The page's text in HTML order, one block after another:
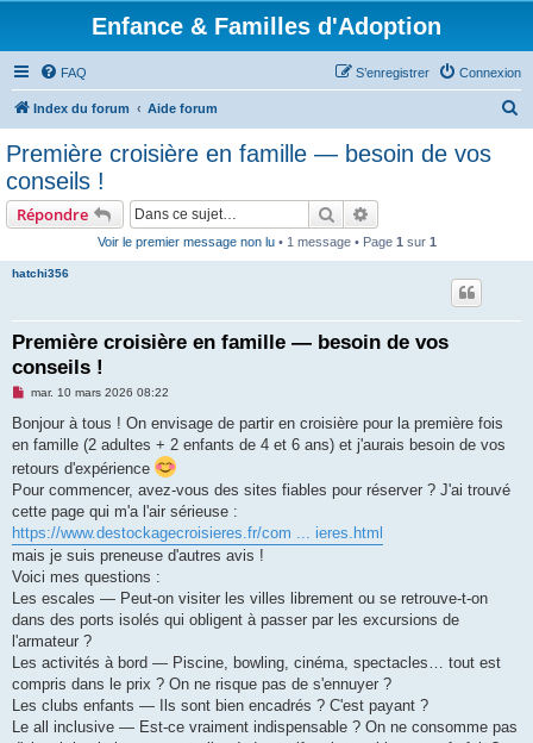
Enfance & Familles d'Adoption
FAQ Connexion
S’enregistrer
Index du forum Aide forum
Première croisière en famille — besoin de vos
conseils !
Répondre Rechercher
Voir le premier message non lu• 1 message • Page 1 sur 1
hatchi356
Première croisière en famille — besoin de vos
conseils !
M
s
a
g
e
n
o
n
l
u
mar. 10 mars 2026 08:22
Bonjour à tous ! On envisage de partir en croisière pour la première fois
en famille (2 adultes + 2 enfants de 4 et 6 ans) et j'aurais besoin de vos
retours d'expérience
Pour commencer, avez-vous des sites fiables pour réserver ? J'ai trouvé
cette page qui m'a l'air sérieuse :
https://www.destockagecroisieres.fr/com ... ieres.html
mais je suis preneuse d'autres avis !
Voici mes questions :
Les escales — Peut-on visiter les villes librement ou se retrouve-t-on
dans des ports isolés qui obligent à passer par les excursions de
l'armateur ?
Les activités à bord — Piscine, bowling, cinéma, spectacles… tout est
compris dans le prix ? On ne risque pas de s'ennuyer ?
Les clubs enfants — Ils sont bien encadrés ? C'est payant ?
Le all inclusive — Est-ce vraiment indispensable ? On ne consomme pas